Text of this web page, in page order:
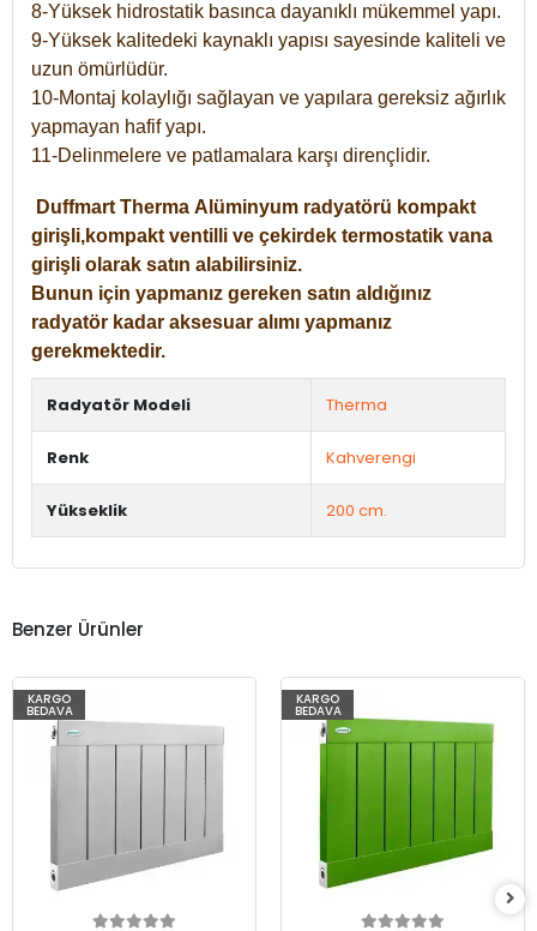
8-Yüksek hidrostatik basınca dayanıklı mükemmel yapı.
9-Yüksek kalitedeki kaynaklı yapısı sayesinde kaliteli ve
uzun ömürlüdür.
10-Montaj kolaylığı sağlayan ve yapılara gereksiz ağırlık
yapmayan hafif yapı.
11-Delinmelere ve patlamalara karşı dirençlidir.
Duffmart Therma Alüminyum radyatörü kompakt
girişli,kompakt ventilli ve çekirdek termostatik vana
girişli olarak satın alabilirsiniz.
Bunun için yapmanız gereken satın aldığınız
radyatör kadar aksesuar alımı yapmanız
gerekmektedir.
Radyatör Modeli Therma
Renk Kahverengi
Yükseklik 200 cm.
Benzer Ürünler
KARGO
BEDAVA
KARGO
BEDAVA